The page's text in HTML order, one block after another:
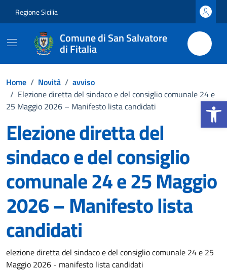
Apri la
Regione Sicilia
Comune di San Salvatore
di Fitalia
Home / Novità / avviso
/ Elezione diretta del sindaco e del consiglio comunale 24 e
25 Maggio 2026 – Manifesto lista candidati
Elezione diretta del
sindaco e del consiglio
comunale 24 e 25 Maggio
2026 – Manifesto lista
candidati
Dettagli della notizia
elezione diretta del sindaco e del consiglio comunale 24 e 25
Maggio 2026 - manifesto lista candidati